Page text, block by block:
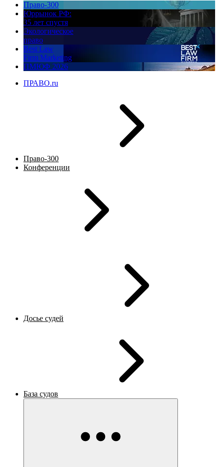
Право-300
Юррынок РФ:
35 лет спустя
Экологическое
право
Best Law
Firm Marketing
ПМЮФ 2026
ПРАВО.ru
Право-300
Конференции
Досье судей
База судов